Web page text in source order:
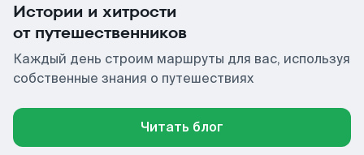
Истории и хитрости
от путешественников
Каждый день строим маршруты для вас, используя
собственные знания о путешествиях
Читать блог